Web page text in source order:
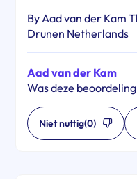
By Aad van der Kam
Drunen Netherlands
Aad van der Kam
Was deze
Niet nuttig(0)